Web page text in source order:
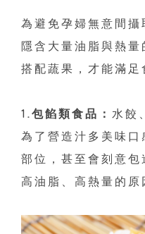
為避免孕婦無意間攝
隱含大量油脂與熱
搭配蔬果，才能滿足
1.包餡類食品： 水餃
為了營造汁多美味
部位，甚至會刻意
高油脂、高熱量的原